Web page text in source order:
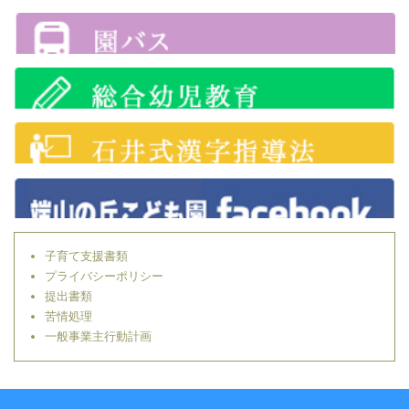
子育て支援書類
プライバシーポリシー
提出書類
苦情処理
一般事業主行動計画